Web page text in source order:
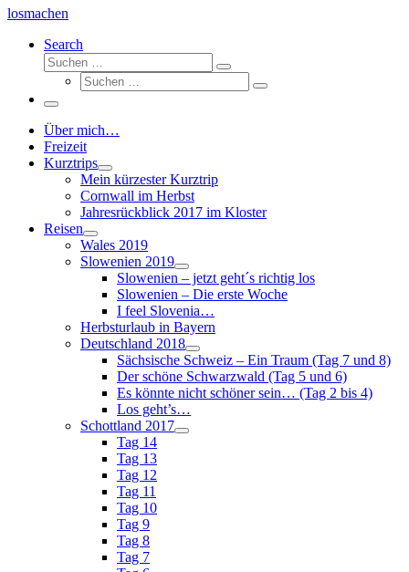
losmachen
Search
Suche
Suchen
Suche
Suchen
Menü
Über mich…
Freizeit
Kurztrips
Mein kürzester Kurztrip
Cornwall im Herbst
Jahresrückblick 2017 im Kloster
Reisen
Wales 2019
Slowenien 2019
Slowenien – jetzt geht´s richtig los
Slowenien – Die erste Woche
I feel Slovenia…
Herbsturlaub in Bayern
Deutschland 2018
Sächsische Schweiz – Ein Traum (Tag 7 und 8)
Der schöne Schwarzwald (Tag 5 und 6)
Es könnte nicht schöner sein… (Tag 2 bis 4)
Los geht’s…
Schottland 2017
Tag 14
Tag 13
Tag 12
Tag 11
Tag 10
Tag 9
Tag 8
Tag 7